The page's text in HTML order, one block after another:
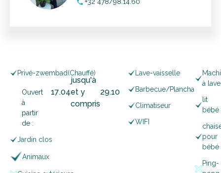
phone
Privé-zwembad(Chauffé)
Ouvert
à
partir
de :
17.04
jusqu'à
et y
compris
29.10
Jardin clos
Animaux
Lave-vaisselle
Barbecue/Plancha
Climatiseur
WIFI
à
lit
bébé
pour
bébé
Ping-